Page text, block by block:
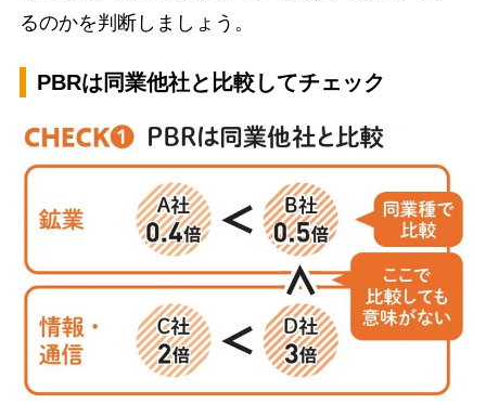
るのかを判断しましょう。
PBRは同業他社と比較してチェック